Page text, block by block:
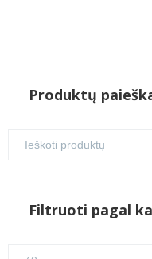
Produktų
Filtruoti pagal